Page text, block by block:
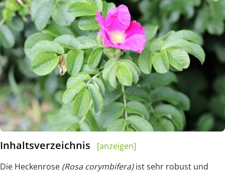
Inhaltsverzeichnis
[anzeigen]
Die Heckenrose (Rosa corymbifera)ist sehr robust und